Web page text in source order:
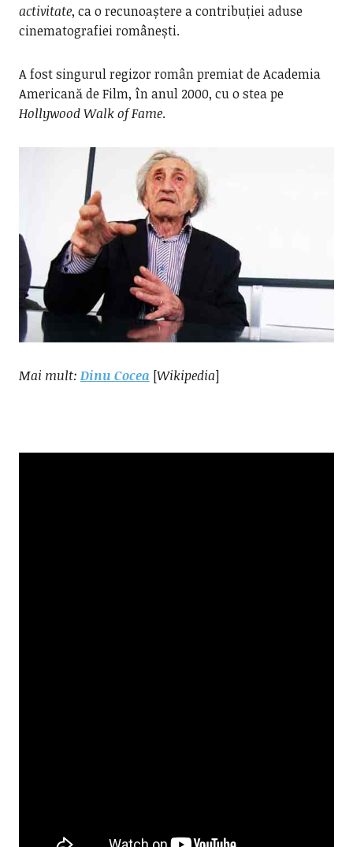
activitate, ca o recunoaștere a contribuției aduse
cinematografiei românești.
A fost singurul regizor român premiat de Academia
Americană de Film, în anul 2000, cu o stea pe
Hollywood Walk of Fame.
Mai mult: Dinu Cocea [Wikipedia]